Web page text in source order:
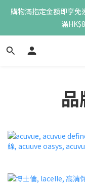
購物滿指定金額即享免
滿